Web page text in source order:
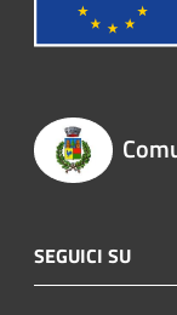
SEGUICI SU